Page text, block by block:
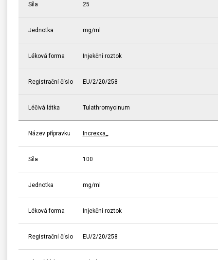
Síla 25
Jednotka mg/ml
Léková forma Injekční roztok
Registrační číslo EU/2/20/258
Léčivá látka Tulathromycinum
Název přípravku Increxxa_
Síla 100
Jednotka mg/ml
Léková forma Injekční roztok
Registrační číslo EU/2/20/258